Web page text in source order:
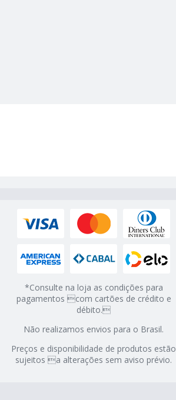
*Consulte na loja as condições para
pagamentos com cartões de crédito e
débito.
Não realizamos envios para o Brasil.
Preços e disponibilidade de produtos estão
sujeitos a alterações sem aviso prévio.